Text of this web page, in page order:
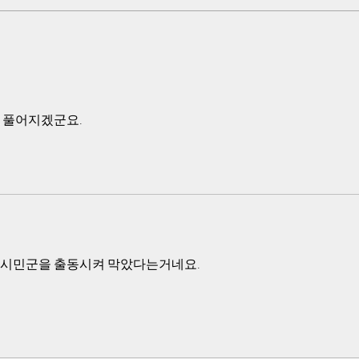
심을 보이지 않고 있습니다.
국
어지겠군요.
민군을 출동시켜 막았다는거네요.